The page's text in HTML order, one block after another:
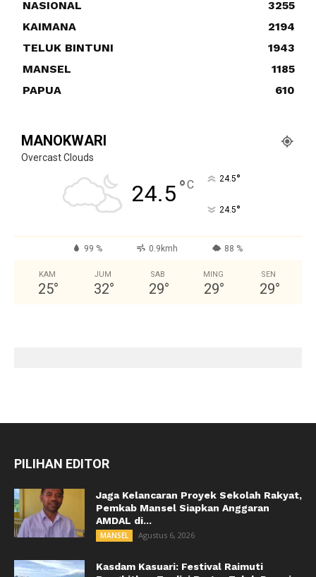
NASIONAL
3255
KAIMANA
2194
TELUK BINTUNI
1943
MANSEL
1185
PAPUA
610
MANOKWARI
Overcast Clouds
24.5°C 24.5°
24.5°
99 % 0.9kmh 88 %
KAM
25°
JUM
32°
SAB
29°
MING
29°
SEN
29°
PILIHAN EDITOR
Jaga Kelancaran Proyek Sekolah Rakyat,
Pemkab Mansel Siapkan Anggaran
AMDAL di...
MANSEL Agustus 6, 2026
Kasdam Kasuari: Festival Raimuti